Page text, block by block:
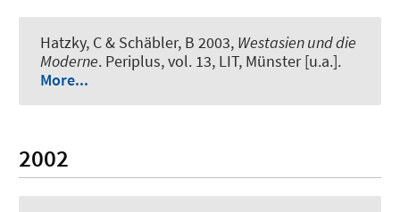
Hatzky, C& Schäbler, B 2003, Westasien und die
Moderne. Periplus, vol. 13, LIT, Münster [u.a.].
More...
2002